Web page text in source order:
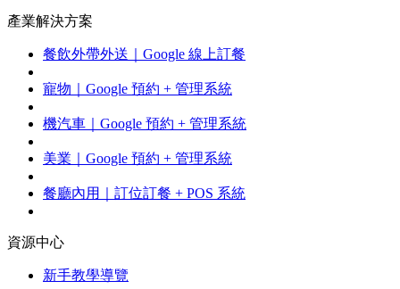
產業解決方案
餐飲外帶外送｜Google 線上訂餐
寵物｜Google 預約 + 管理系統
機汽車｜Google 預約 + 管理系統
美業｜Google 預約 + 管理系統
餐廳內用｜訂位訂餐 + POS 系統
資源中心
新手教學導覽